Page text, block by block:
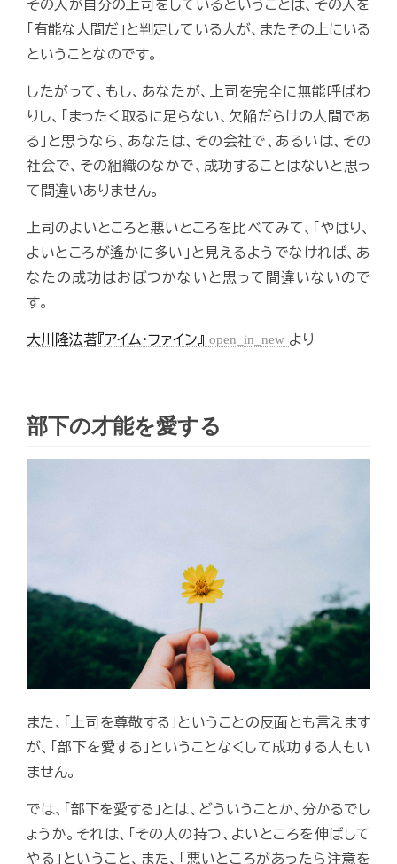
その人が自分の上司をしているということは、その人を
「有能な人間だ」と判定している人が、またその上にいる
ということなのです。
したがって、もし、あなたが、上司を完全に無能呼ばわ
りし、「まったく取るに足らない、欠陥だらけの人間であ
る」と思うなら、あなたは、その会社で、あるいは、その
社会で、その組織のなかで、成功することはないと思っ
て間違いありません。
上司のよいところと悪いところを比べてみて、「やはり、
よいところが遙かに多い」と見えるようでなければ、あ
なたの成功はおぼつかないと思って間違いないので
す。
大川隆法著『アイム・ファイン』 open_in_new より
部下の才能を愛する
また、「上司を尊敬する」ということの反面とも言えます
が、「部下を愛する」ということなくして成功する人もい
ません。
では、「部下を愛する」とは、どういうことか、分かるでし
ょうか。それは、「その人の持つ、よいところを伸ばして
やる」ということ、また、「悪いところがあったら注意を